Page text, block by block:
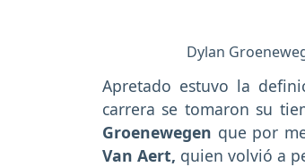
Dylan
Apretado estuvo la
carrera se tomaron su
Groenewegen que por
Van Aert, quien volvió a